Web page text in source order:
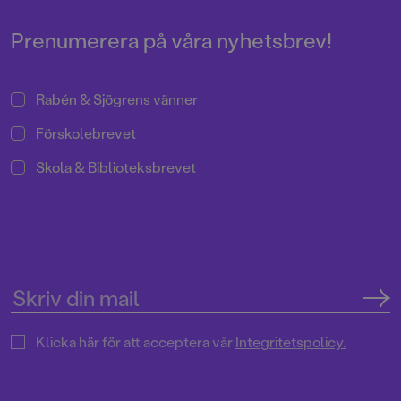
Prenumerera på våra nyhetsbrev!
Rabén & Sjögrens vänner
Förskolebrevet
Skola & Biblioteksbrevet
Klicka här för att acceptera vårIntegritetspolicy.